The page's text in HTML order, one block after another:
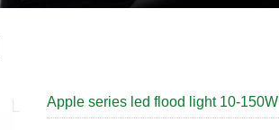
Apple series led flood light 10-150W